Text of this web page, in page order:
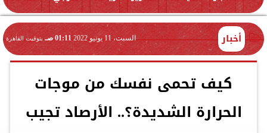
أخبار السبت، 11 يونيو 2022 01:11 صـ بتوقيت القاهرة
كيف تحمى نفسك من موجات
الحرارة الشديدة؟.. الأرصاد تجيب